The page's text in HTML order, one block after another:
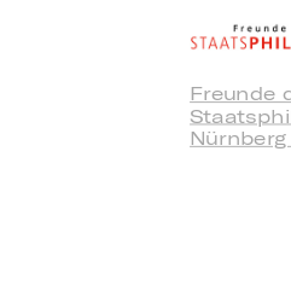
Freunde
Nürnberg